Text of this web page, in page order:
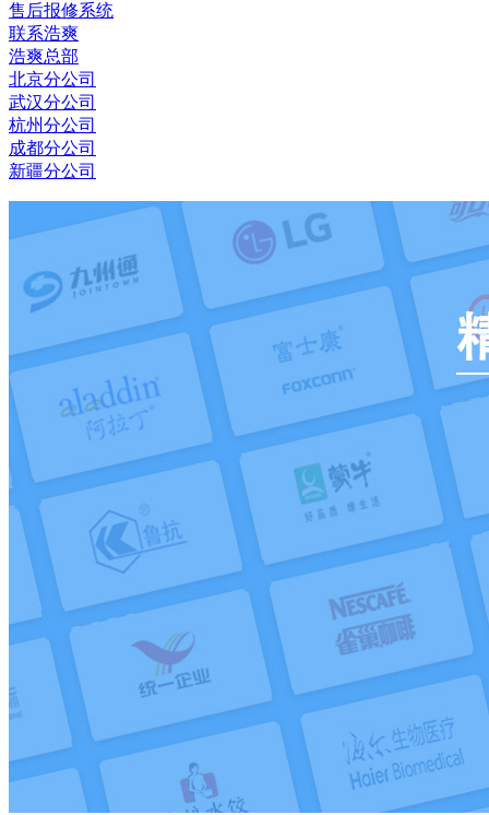
售后报修系统
联系浩爽
浩爽总部
北京分公司
武汉分公司
杭州分公司
成都分公司
新疆分公司